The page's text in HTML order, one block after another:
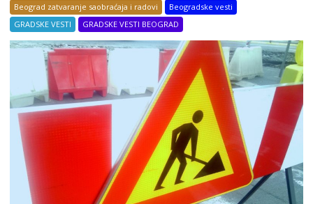
Beograd zatvaranje saobraćaja i radovi
Beogradske vesti
GRADSKE VESTI
GRADSKE VESTI BEOGRAD